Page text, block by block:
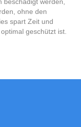
ohne den
spart Zeit und
geschützt ist.